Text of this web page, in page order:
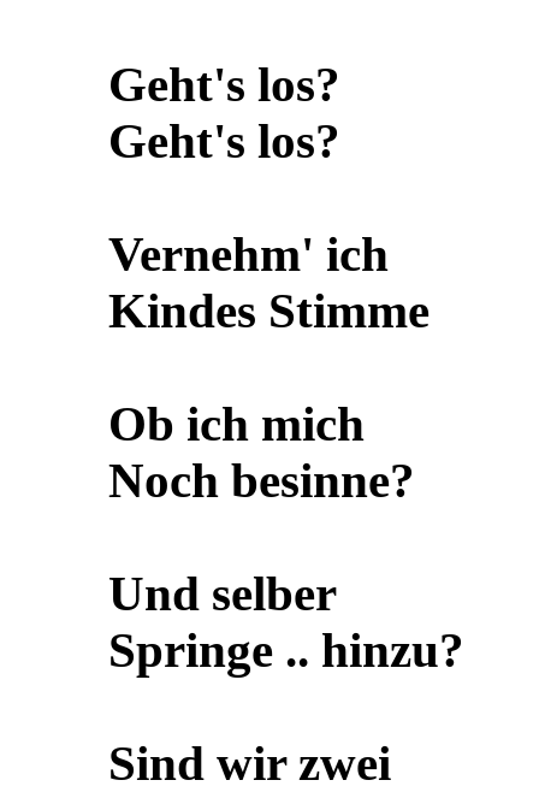
Geht's los?
Geht's los?
Vernehm' ich
Kindes Stimme
Ob ich mich
Noch besinne?
Und selber
Springe .. hinzu?
Sind wir zwei